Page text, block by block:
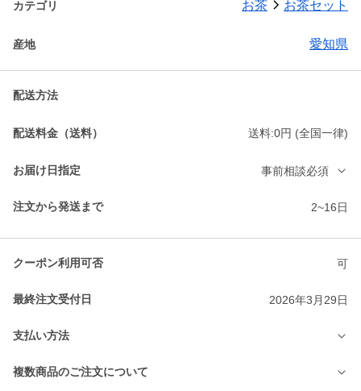
カテゴリ お茶 お茶セット
産地 愛知県
配送方法
配送料金（送料） 送料:0円 (全国一律)
お届け日指定 事前相談必須
注文から発送まで 2~16日
クーポン利用可否 可
最終注文受付日 2026年3月29日
支払い方法
複数商品のご注文について